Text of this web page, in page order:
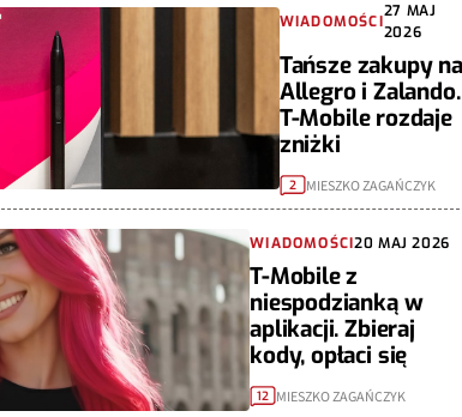
WIADOMOŚCI
27 MAJ
2026
Tańsze zakupy na
Allegro i Zalando.
T-Mobile rozdaje
zniżki
2 MIESZKO ZAGAŃCZYK
WIADOMOŚCI20 MAJ 2026
T-Mobile z
niespodzianką w
aplikacji. Zbieraj
kody, opłaci się
12 MIESZKO ZAGAŃCZYK